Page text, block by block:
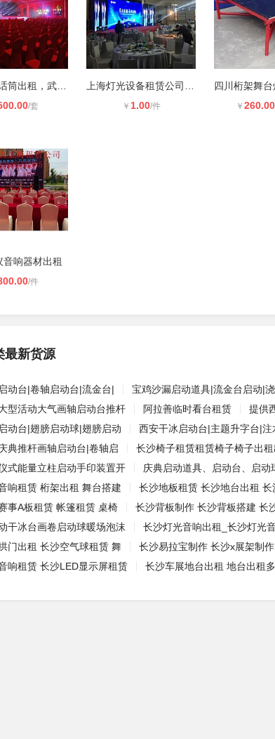
/套 ￥ 1.00/件 ￥ 260.00
音响器材出租
/件
最新货源
动台|卷轴启动台|流金台| 宝鸡沙漏启动道具|流金台启动|
型活动大气画轴启动台推杆
阿拉善临时看台租赁
提供
动台|翅膀启动球|翅膀启动
西安干冰启动台|主题升字台|注
典推杆画轴启动台|卷轴启
长沙椅子租赁租赁椅子椅子出
式能量立柱启动手印装置开
庆典启动道具、启动台、启动
响租赁 桁架出租 舞台搭建
长沙地板租赁 长沙地台出租 长
事A板租赁 帐篷租赁 桌椅
长沙背板制作 长沙背板搭建 长
干冰台画卷启动球暖场泡沫
长沙灯光音响出租_长沙灯光
门出租 长沙空气球租赁 舞
长沙易拉宝制作 长沙x展架制
响租赁 长沙LED显示屏租赁
长沙车展地台出租 地台出租